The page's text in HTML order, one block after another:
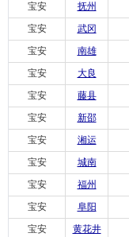
宝安
抚州
宝安
武冈
宝安
南雄
宝安
大良
宝安
藤县
宝安
新邵
宝安
湘运
宝安
城南
宝安
福州
宝安
阜阳
宝安
黄花井